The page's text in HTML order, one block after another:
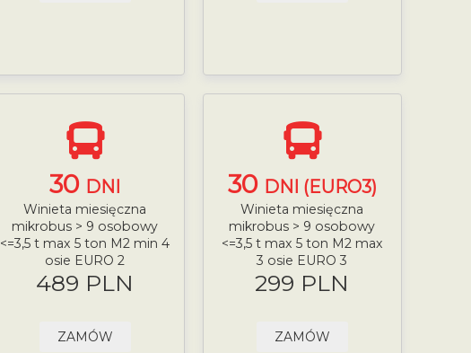
30 DNI
Winieta miesięczna
mikrobus > 9 osobowy
<=3,5 t max 5 ton M2 min 4
osie EURO 2
489 PLN
ZAMÓW
30 DNI (EURO3)
Winieta miesięczna
mikrobus > 9 osobowy
<=3,5 t max 5 ton M2 max
3 osie EURO 3
299 PLN
ZAMÓW